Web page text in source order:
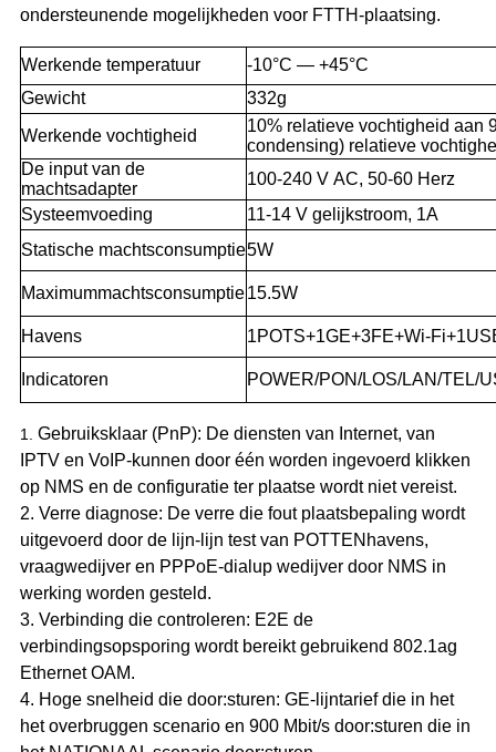
ondersteunende mogelijkheden voor FTTH-plaatsing.
Werkende temperatuur
-10°C — +45°C
Gewicht
332g
Werkende vochtigheid
10% relatieve vochtigheid aan
condensing) relatieve
De input van de
machtsadapter
100-240 V AC, 50-60 Herz
Systeemvoeding
11-14 V gelijkstroom, 1A
Statische machtsconsumptie5W
Maximummachtsconsumptie15.5W
Havens 1POTS+1GE+3FE+Wi-
Indicatoren POWER/PON/LOS/LAN/TEL/
1. Gebruiksklaar (PnP): De diensten van Internet, van
IPTV en VoIP-kunnen door één worden ingevoerd klikken
op NMS en de configuratie ter plaatse wordt niet vereist.
2. Verre diagnose: De verre die fout plaatsbepaling wordt
uitgevoerd door de lijn-lijn test van POTTENhavens,
vraagwedijver en PPPoE-dialup wedijver door NMS in
werking worden gesteld.
3. Verbinding die controleren: E2E de
verbindingsopsporing wordt bereikt gebruikend 802.1ag
Ethernet OAM.
4. Hoge snelheid die door:sturen: GE-lijntarief die in het
het overbruggen scenario en 900 Mbit/s door:sturen die in